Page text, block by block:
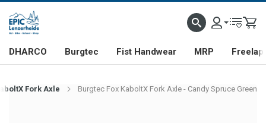
DHARCO Burgtec Fist Handwear MRP Freelap
Fork Axle Burgtec Fox KaboltX Fork Axle - Candy Spruce Green